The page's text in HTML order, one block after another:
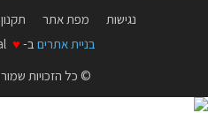
נגישות מפת אתר
בניית אתרים ב- ♥
© כל הזכויות